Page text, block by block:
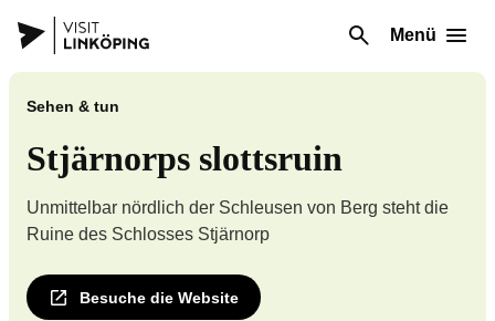
Menü
Sehen & tun
Stjärnorps slottsruin
Unmittelbar nördlich der Schleusen von Berg steht die
Ruine des Schlosses Stjärnorp
Besuche die Website